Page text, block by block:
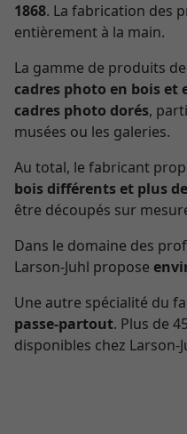
1868. La fabrication des
entièrement à la main.
La gamme de produits
cadres photo en bois
cadres photo dorés,
musées ou les galeries.
Au total, le fabricant
bois différents et plus
être découpés sur
Dans le domaine des
Larson-Juhl propose
Une autre spécialité du
passe-partout. Plus de
disponibles chez Larson-